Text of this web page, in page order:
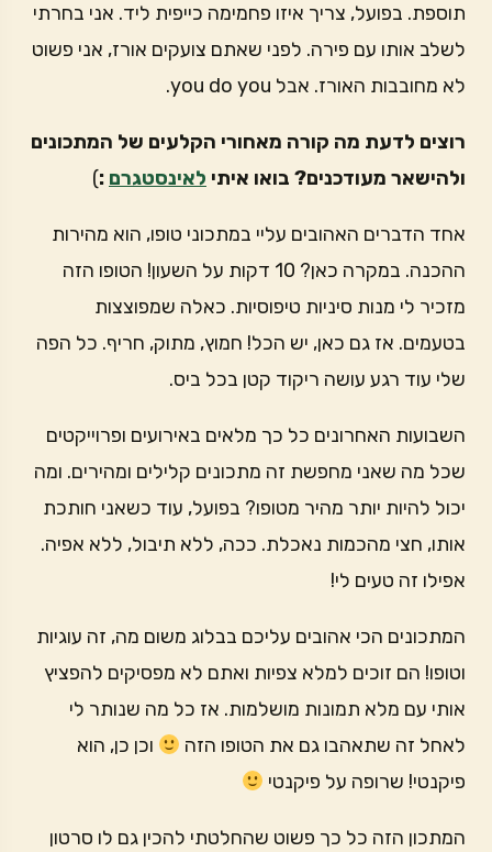
תוספת. בפועל, צריך איזו פחמימה כייפית ליד. אני בחרתי
לשלב אותו עם פירה. לפני שאתם צועקים אורז, אני פשוט
לא מחובבות האורז. אבל you do you.
רוצים לדעת מה קורה מאחורי הקלעים של המתכונים
ולהישאר מעודכנים? בואו איתי לאינסטגרם :
)
אחד הדברים האהובים עליי במתכוני טופו, הוא מהירות
ההכנה. במקרה כאן? 10 דקות על השעון! הטופו הזה
מזכיר לי מנות סיניות טיפוסיות. כאלה שמפוצצות
בטעמים. אז גם כאן, יש הכל! חמוץ, מתוק, חריף. כל הפה
שלי עוד רגע עושה ריקוד קטן בכל ביס.
השבועות האחרונים כל כך מלאים באירועים ופרוייקטים
שכל מה שאני מחפשת זה מתכונים קלילים ומהירים. ומה
יכול להיות יותר מהיר מטופו? בפועל, עוד כשאני חותכת
אותו, חצי מהכמות נאכלת. ככה, ללא תיבול, ללא אפיה.
אפילו זה טעים לי!
המתכונים הכי אהובים עליכם בבלוג משום מה, זה עוגיות
וטופו! הם זוכים למלא צפיות ואתם לא מפסיקים להפציץ
אותי עם מלא תמונות מושלמות. אז כל מה שנותר לי
לאחל זה שתאהבו גם את הטופו הזה
וכן כן, הוא
פיקנטי! שרופה על פיקנטי
המתכון הזה כל כך פשוט שהחלטתי להכין גם לו סרטון